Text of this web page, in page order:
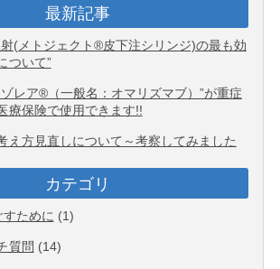
最新記事
射(メトジェクト®皮下注シリンジ)の最も効
ついて”
レア®（一般名：オマリズマブ）”が重症
療保険で使用できます!!
え方見直しについて～考察してみました
カテゴリ
ために (1)
質問 (14)